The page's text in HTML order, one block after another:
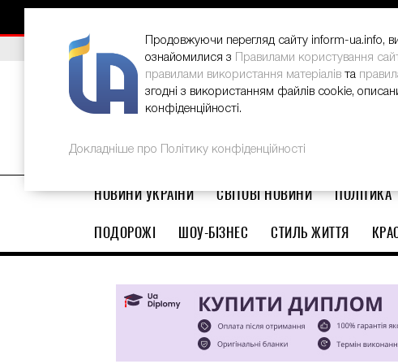
ВИБІР РЕДАКЦІЇ В Україні стартував ювілейний Global
НОВИНИ УКРАЇНИ СВІТОВІ НОВИНИ ПОЛІТИКА
ПОДОРОЖІ
ШОУ-БІЗНЕС СТИЛЬ ЖИТТЯ
Продовжуючи перегляд сайту inform-ua.info,
ознайомилися з
Правилами користування
правилами використання матеріалів та
згодні з використанням файлів cookie,
конфіденційності.
Докладніше про Політику конфіденційності